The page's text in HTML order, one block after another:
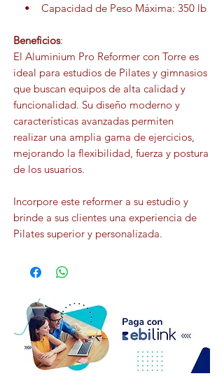
• Capacidad de Peso Máxima: 350 lb
Beneficios:
El Aluminium Pro Reformer con Torre es
ideal para estudios de Pilates y gimnasios
que buscan equipos de alta calidad y
funcionalidad. Su diseño moderno y
características avanzadas permiten
realizar una amplia gama de ejercicios,
mejorando la flexibilidad, fuerza y postura
de los usuarios.
Incorpore este reformer a su estudio y
brinde a sus clientes una experiencia de
Pilates superior y personalizada.